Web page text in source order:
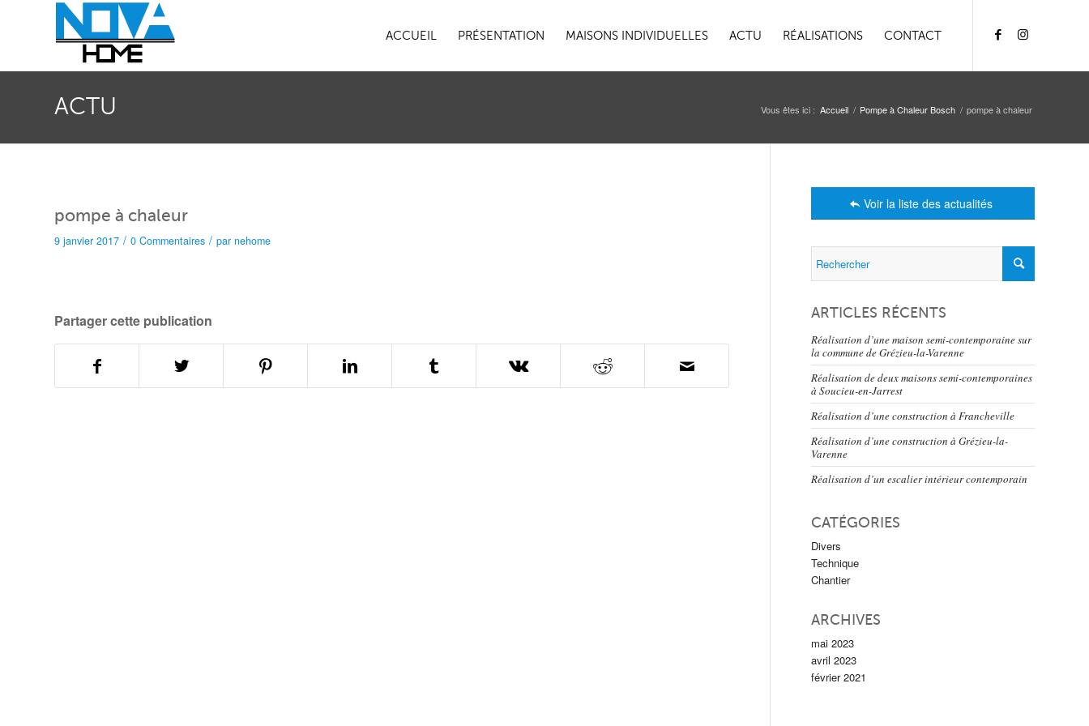
ACCUEIL PRÉSENTATION MAISONS INDIVIDUELLES ACTU RÉALISATIONS CONTACT
ACTU Vous êtes ici : Accueil / Pompe à Chaleur Bosch / pompe à chaleur
pompe à chaleur
9 janvier 2017 / 0 Commentaires / par nehome
Partager cette publication
Voir la liste des actualités
ARTICLES RÉCENTS
Réalisation d’une maison semi-contemporaine sur
la commune de Grézieu-la-Varenne
Réalisation de deux maisons semi-contemporaines
à Soucieu-en-Jarrest
Réalisation d’une construction à Francheville
Réalisation d’une construction à Grézieu-la-
Varenne
Réalisation d’un escalier intérieur contemporain
CATÉGORIES
Divers
Technique
Chantier
ARCHIVES
mai 2023
avril 2023
février 2021